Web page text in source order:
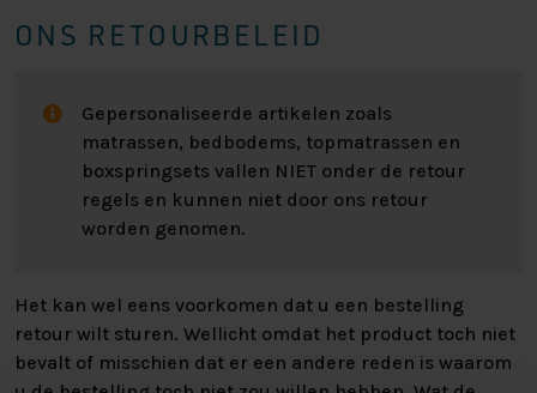
ONS RETOURBELEID
Gepersonaliseerde artikelen zoals
matrassen, bedbodems, topmatrassen en
boxspringsets vallen NIET onder de retour
regels en kunnen niet door ons retour
worden genomen.
Het kan wel eens voorkomen dat u een bestelling
retour wilt sturen. Wellicht omdat het product toch niet
bevalt of misschien dat er een andere reden is waarom